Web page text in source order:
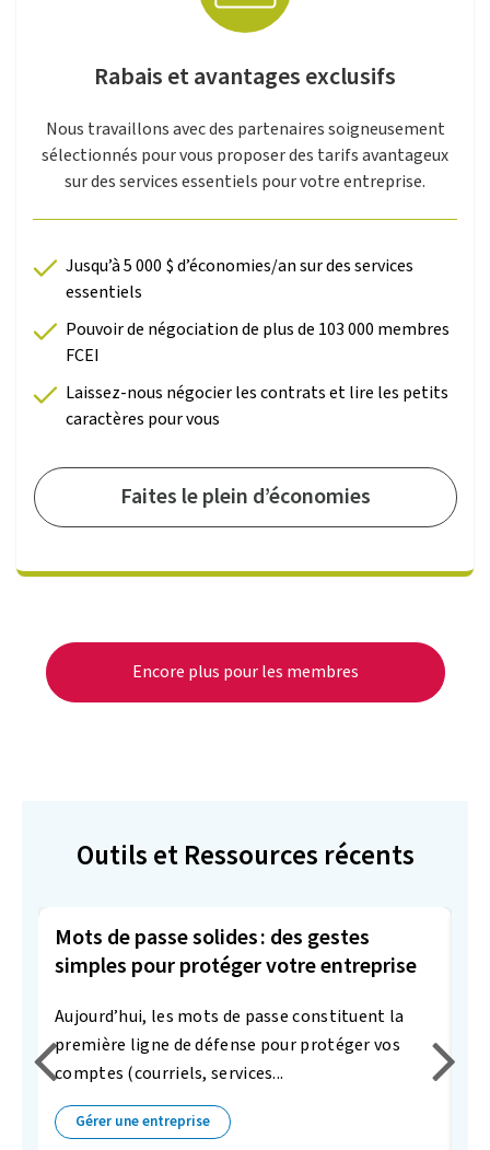
Rabais et avantages exclusifs
Nous travaillons avec des partenaires soigneusement
sélectionnés pour vous proposer des tarifs avantageux
sur des services essentiels pour votre entreprise.
Jusqu’à 5 000 $ d’économies/an sur des services
essentiels
Pouvoir de négociation de plus de 103 000 membres
FCEI
Laissez-nous négocier les contrats et lire les petits
caractères pour vous
Faites le plein d’économies
Encore plus pour les membres
Outils et Ressources récents
Mots de passe solides : des gestes
simples pour protéger votre entreprise
Aujourd’hui, les mots de passe constituent la
première ligne de défense pour protéger vos
comptes (courriels, services...
Gérer une entreprise